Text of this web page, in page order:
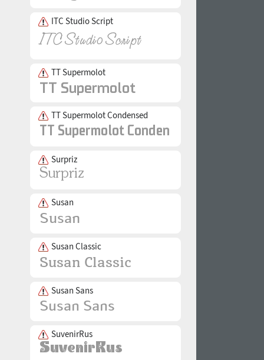
ITC Studio Script
TT Supermolot
TT Supermolot Condensed
Surpriz
Susan
Susan Classic
Susan Sans
SuvenirRus